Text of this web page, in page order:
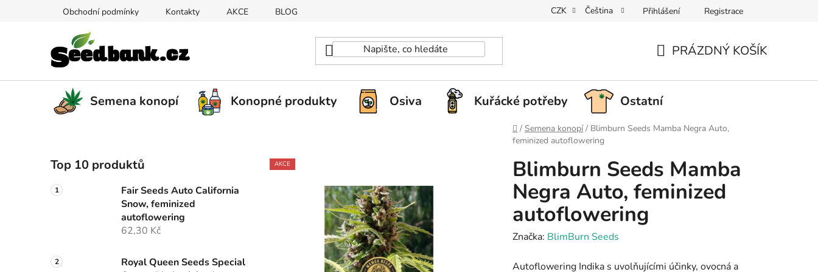
Obchodní podmínky Kontakty AKCE BLOG CZK Čeština Přihlášení Registrace
KOŠÍK
PRÁZDNÝ KOŠÍK
Semena konopí Konopné produkty Osiva Kuřácké potřeby Ostatní
Domů
/ Semena konopí / Blimburn Seeds Mamba Negra Auto,
feminized autoflowering
o
s
t
n
Top 10 produktů
Fair Seeds Auto California
Snow, feminized
autoflowering
62,30 Kč
Royal Queen Seeds Special
Blimburn Seeds Mamba
Negra Auto, feminized
autoflowering
Značka: BlimBurn Seeds
Autoflowering Indika s uvolňujícími účinky, ovocná a
AKCE